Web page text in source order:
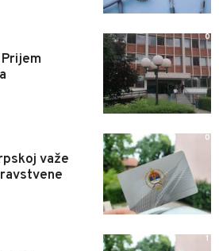
Prijem
0
važe
0
1